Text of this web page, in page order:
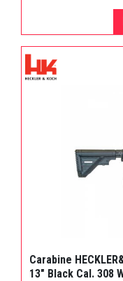
Carabine
13" Black Cal. 308